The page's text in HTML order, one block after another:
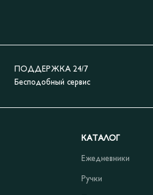
ПОДДЕРЖКА 24/7
Бесподобный сервис
КАТАЛОГ
Ежедневники
Ручки